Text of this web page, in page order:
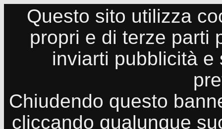
Questo sito utilizza
propri e di terze parti
inviarti pubblicità
Chiudendo questo
cliccando qualunque